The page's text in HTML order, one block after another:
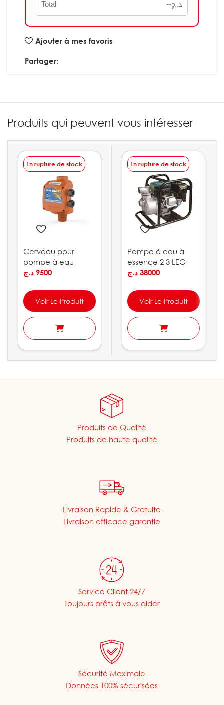
Total --د.ج
Ajouter à mes favoris
Partager:
Produits qui peuvent vous intéresser
En rupture de stock
Cerveau pour
pompe à eau
10bar PEDROLLO
9500 د.ج
Voir Le Produit
En rupture de stock
Pompe à eau à
essence 2 3 LEO
38000 د.ج
Voir Le Produit
Produits de Qualité
Produits de haute qualité
Livraison Rapide & Gratuite
Livraison efficace garantie
Service Client 24/7
Toujours prêts à vous aider
Sécurité Maximale
Données 100% sécurisées